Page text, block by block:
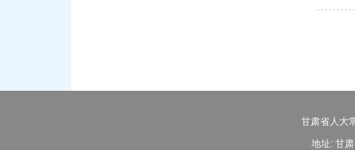
甘肃省人大
地址: 甘